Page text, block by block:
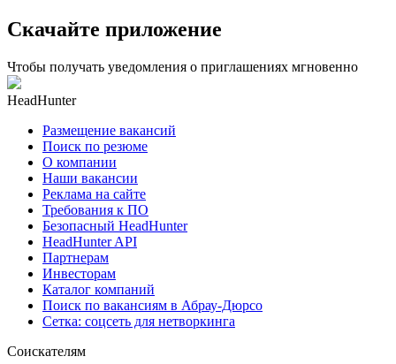
Скачайте приложение
Чтобы получать уведомления о приглашениях мгновенно
HeadHunter
Размещение вакансий
Поиск по резюме
О компании
Наши вакансии
Реклама на сайте
Требования к ПО
Безопасный HeadHunter
HeadHunter API
Партнерам
Инвесторам
Каталог компаний
Поиск по вакансиям в Абрау-Дюрсо
Сетка: соцсеть для нетворкинга
Соискателям